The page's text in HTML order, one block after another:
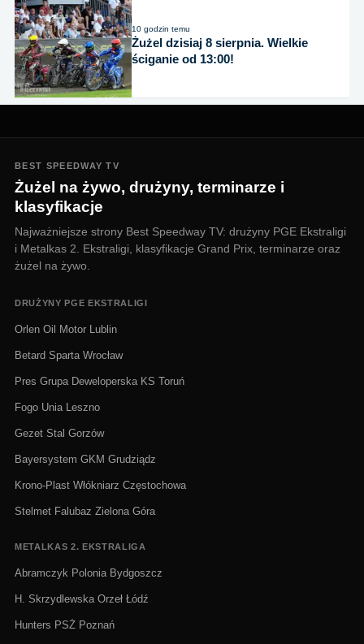
10 godzin temu
Żużel dzisiaj 8 sierpnia. Wielkie
ściganie od 13:00!
BEST SPEEDWAY TV
Żużel na żywo, drużyny, terminarze i
klasyfikacje
Najważniejsze strony Best Speedway TV: drużyny PGE Ekstraligi
i Metalkas 2. Ekstraligi, klasyfikacje Grand Prix, terminarze oraz
żużel na żywo.
DRUŻYNY PGE EKSTRALIGI
Orlen Oil Motor Lublin
Betard Sparta Wrocław
Pres Grupa Deweloperska KS Toruń
Fogo Unia Leszno
Gezet Stal Gorzów
Bayersystem GKM Grudziądz
Krono-Plast Włókniarz Częstochowa
Stelmet Falubaz Zielona Góra
METALKAS 2. EKSTRALIGA
Abramczyk Polonia Bydgoszcz
H. Skrzydlewska Orzeł Łódź
Hunters PSŻ Poznań